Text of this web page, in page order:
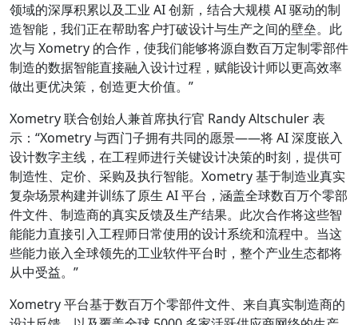
领域的深厚积累以及工业 AI 创新，结合大规模 AI 驱动的制
造智能，我们正在帮助客户打破设计与生产之间的壁垒。此
次与 Xometry 的合作，使我们能够将源自数百万定制零部件
制造的数据智能直接融入设计过程，赋能设计师以更高效率
做出更优决策，创造更大价值。”
Xometry 联合创始人兼首席执行官 Randy Altschuler 表
示：“Xometry 与西门子拥有共同的愿景——将 AI 深度嵌入
设计数字主线，在工程师进行关键设计决策的时刻，提供可
制造性、定价、采购及执行智能。Xometry 基于制造业真实
复杂场景构建并训练了原生 AI 平台，涵盖全球数百万个零部
件文件、制造商的真实反馈及生产结果。此次合作将这些智
能能力直接引入工程师日常使用的设计系统和流程中。当这
些能力嵌入全球领先的工业软件平台时，整个产业生态都将
从中受益。”
Xometry 平台基于数百万个零部件文件、来自真实制造商的